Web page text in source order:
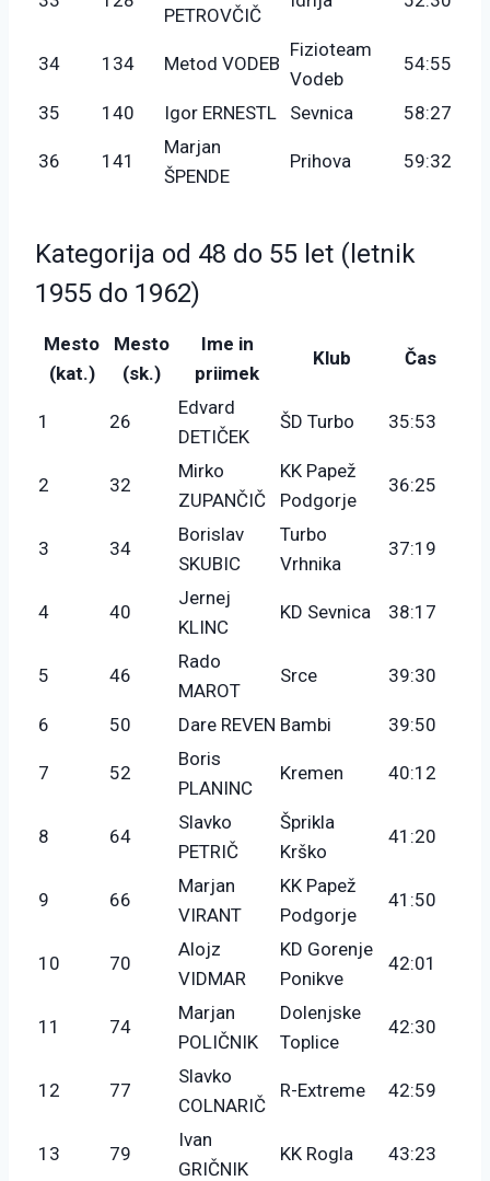
PETROVČIČ
34 134 Metod VODEB
Fizioteam
Vodeb
54:55
35 140 Igor ERNESTL Sevnica 58:27
36 141
Marjan
ŠPENDE
Prihova 59:32
Kategorija od 48 do 55 let (letnik
1955 do 1962)
Mesto
(kat.)
Mesto
(sk.)
Ime in
priimek
Klub Čas
1 26
Edvard
DETIČEK
ŠD Turbo 35:53
2 32
Mirko
ZUPANČIČ
KK Papež
Podgorje
36:25
3 34
Borislav
SKUBIC
Turbo
Vrhnika
37:19
4 40
Jernej
KLINC
KD Sevnica 38:17
5 46
Rado
MAROT
Srce 39:30
6 50 Dare REVEN Bambi 39:50
7 52
Boris
PLANINC
Kremen 40:12
8 64
Slavko
PETRIČ
Šprikla
Krško
41:20
9 66
Marjan
VIRANT
KK Papež
Podgorje
41:50
10 70
Alojz
VIDMAR
KD Gorenje
Ponikve
42:01
11 74
Marjan
POLIČNIK
Dolenjske
Toplice
42:30
12 77
Slavko
COLNARIČ
R-Extreme 42:59
13 79
Ivan
GRIČNIK
KK Rogla 43:23